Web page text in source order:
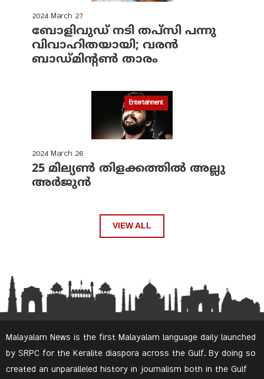
2024 March 27
ബോളിവുഡ് നടി തപ്‌സി പന്നു
വിവാഹിതയായി; വരന്‍
ബാഡ്മിന്റണ്‍ താരം
Entertainment
2024 March 26
25 മില്യണ്‍ തിളക്കത്തില്‍ അല്ലു
അര്‍ജുന്‍
VIEW ALL
Malayalam News is the first Malayalam language daily launched
by SRPC for the Keralite diaspora across the Gulf. By doing so
created an unparalleled history in journalism both in the Gulf